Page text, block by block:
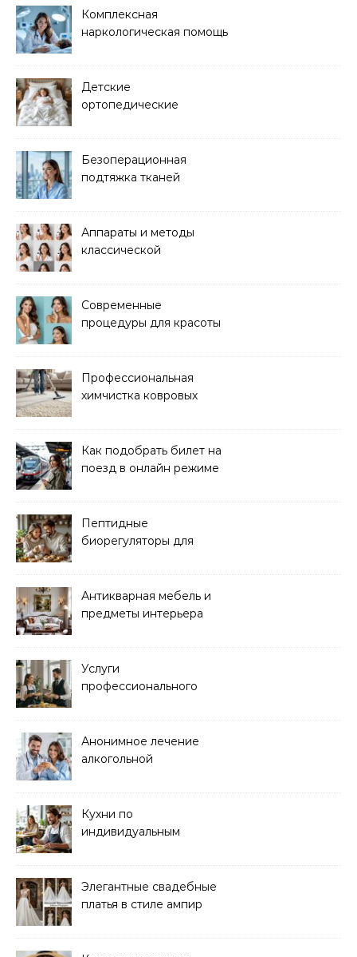
Комплексная
наркологическая помощь
Детские
ортопедические
Безоперационная
подтяжка тканей
Аппараты и методы
классической
Современные
процедуры для красоты
Профессиональная
химчистка ковровых
Как подобрать билет на
поезд в онлайн режиме
Пептидные
биорегуляторы для
Антикварная мебель и
предметы интерьера
Услуги
профессионального
формата
Анонимное лечение
алкогольной
Кухни по
индивидуальным
Элегантные свадебные
платья в стиле ампир